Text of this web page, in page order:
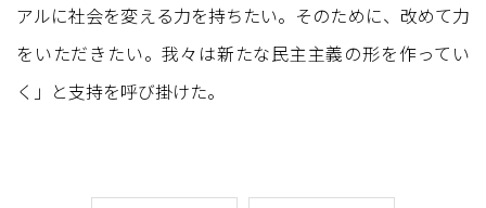
アルに社会を変える力を持ちたい。そのために、改めて力
をいただきたい。我々は新たな民主主義の形を作ってい
く」と支持を呼び掛けた。